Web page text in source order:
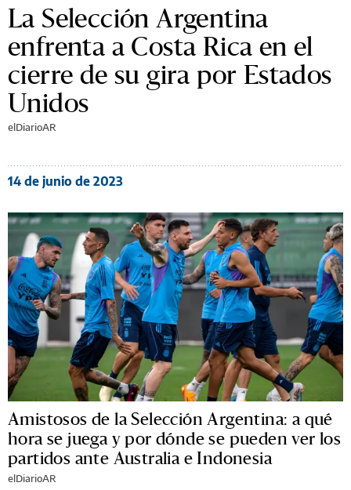
La Selección Argentina
enfrenta a Costa Rica en el
cierre de su gira por Estados
Unidos
elDiarioAR
14 de junio de 2023
Amistosos de la Selección Argentina: a qué
hora se juega y por dónde se pueden ver los
partidos ante Australia e Indonesia
elDiarioAR